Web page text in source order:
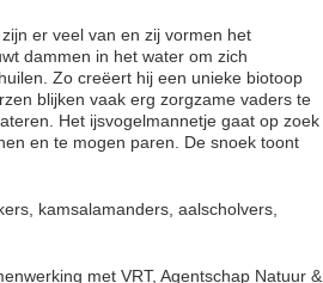
er veel van en zij vormen het
dammen in het water om zich
Zo creëert hij een unieke biotoop
blijken vaak erg zorgzame vaders te
Het ijsvogelmannetje gaat op zoek
en te mogen paren. De snoek toont
kamsalamanders, aalscholvers,
met VRT, Agentschap Natuur &